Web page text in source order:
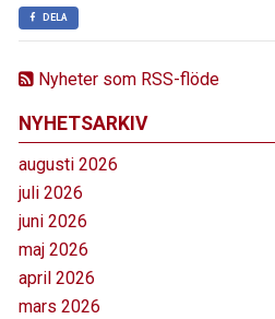
Nyheter som RSS-flöde
NYHETSARKIV
augusti 2026
juli 2026
juni 2026
maj 2026
april 2026
mars 2026
DELA